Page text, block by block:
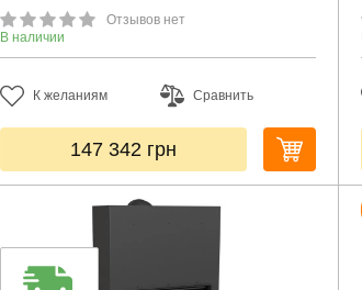
Отзывов нет
В наличии
К желаниям Сравнить
147 342 грн